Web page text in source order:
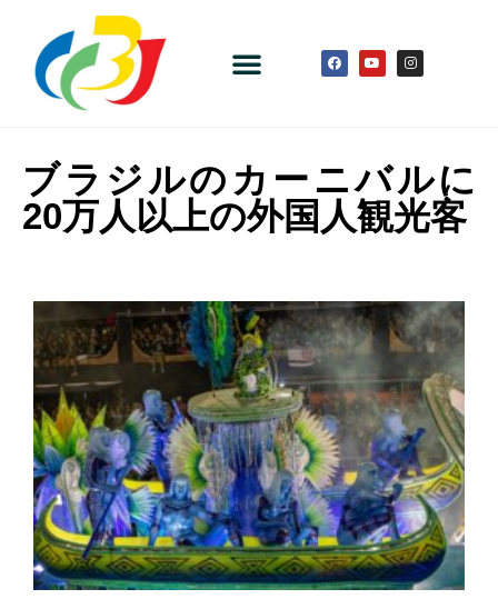
ブラジルのカーニバルに
20万人以上の外国人観光客